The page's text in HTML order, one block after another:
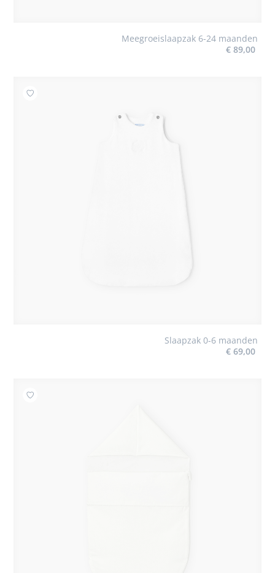
Meegroeislaapzak 6-24 maanden
€ 89,00
Slaapzak 0-6 maanden
€ 69,00
Toevoegen aan mijn favorieten : Slaapzak 0-6
Toevoegen aan mijn favorieten : Engelennestje 0 - 3